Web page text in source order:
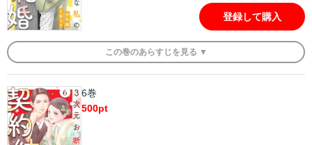
登録して購入
この巻のあらすじを 見る ▼
6巻
500pt